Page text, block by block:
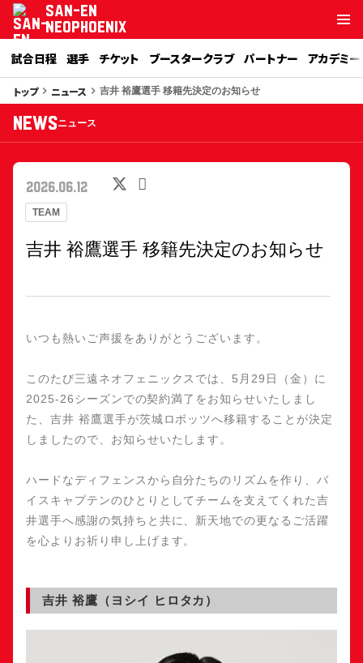
SAN-EN
NEOPHOENIX
試合日程 選手 チケット ブースタークラブ パートナー アカデミー
トップkeyboard_arrow_right ニュース keyboard_arrow_right 吉井 裕鷹選手 移籍先決定のお知らせ
NEWSニュース
TEAM
2026.06.12
吉井 裕鷹選手 移籍先決定のお知らせ
いつも熱いご声援をありがとうございます。
このたび三遠ネオフェニックスでは、5月29日（金）に
2025-26シーズンでの契約満了をお知らせいたしまし
た、吉井 裕鷹選手が茨城ロボッツへ移籍することが決定
しましたので、お知らせいたします。
ハードなディフェンスから自分たちのリズムを作り、バ
イスキャプテンのひとりとしてチームを支えてくれた吉
井選手へ感謝の気持ちと共に、新天地での更なるご活躍
を心よりお祈り申し上げます。
吉井 裕鷹（ヨシイ ヒロタカ）